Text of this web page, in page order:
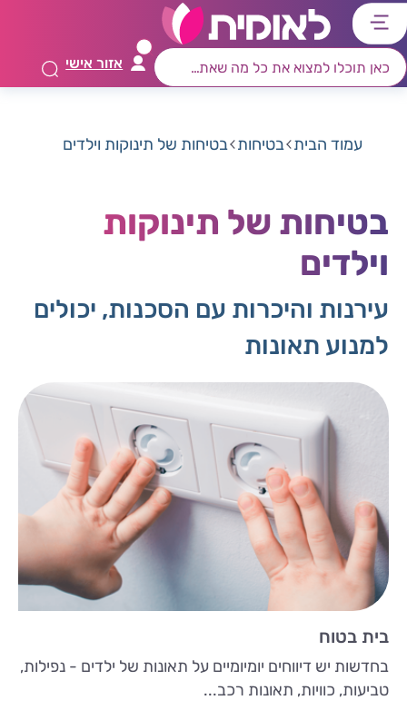
דלג
לתפריט
ראשי
דלג
לרכיב
חיפוש
דלג
לתוכן
מרכזי
דלג
לאזור
קישורים
אזור אישי
עמוד הבית בטיחות בטיחות של תינוקות וילדים
בטיחות של תינוקות
וילדים
עירנות והיכרות עם הסכנות, יכולים
למנוע תאונות
בית בטוח
בחדשות יש דיווחים יומיומיים על תאונות של ילדים - נפילות,
טביעות, כוויות, תאונות רכב...